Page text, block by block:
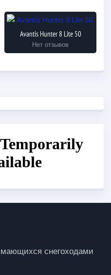
Avantis Hunter 8 Lite 50
Нет отзывов
снегоходами